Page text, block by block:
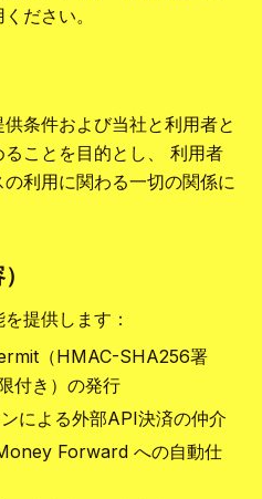
ださい。
条件および当社と利用者と
ことを目的とし、 利用者
利用に関わる一切の関係に
提供します：
（HMAC-SHA256署
付き）の発行
による外部API決済の仲介
Forward への自動仕